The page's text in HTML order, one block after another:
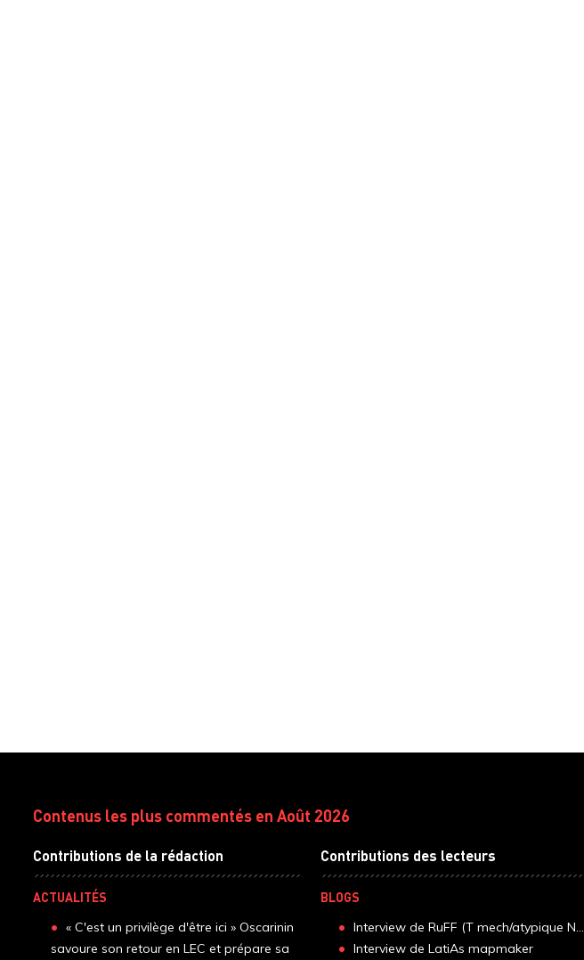
Contenus les plus commentés en Août 2026
Contributions de la rédaction
ACTUALITÉS
« C'est un privilège d'être ici » Oscarinin
savoure son retour en LEC et prépare sa
Contributions des lecteurs
BLOGS
Interview de RuFF (T mech/atypique N...
Interview de LatiAs mapmaker